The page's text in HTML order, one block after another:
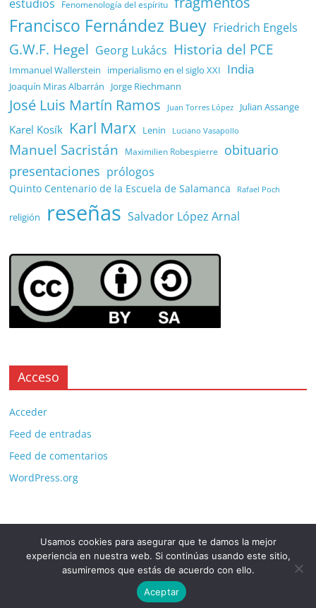
estudios Fenomenología del espíritu
Francisco Fernández Buey Friedrich Engels
G.W.F. Hegel Georg Lukács Historia del PCE
Immanuel Wallerstein imperialismo en el siglo XXI India
Joaquín Miras Albarrán Jorge Riechmann
José Luis Martín Ramos Juan Torres López Julian Assange
Karel Kosík Karl Marx Lenin Luciano Vasapollo
Manuel Sacristán Maximilien Robespierre
obituario
presentaciones prólogos
Quinto Centenario de la Escuela de Salamanca Rafael Poch
religión reseñas Salvador López Arnal
Acceso
Acceder
Feed de entradas
Feed de comentarios
WordPress.org
Copyright © 2026 . All rights reserved.
ColorMag Pro by ThemeGrill. Powered byWordPress.
Usamos cookies para asegurar que te damos la mejor
experiencia en nuestra web. Si continúas usando este sitio,
asumiremos que estás de acuerdo con ello.
Aceptar